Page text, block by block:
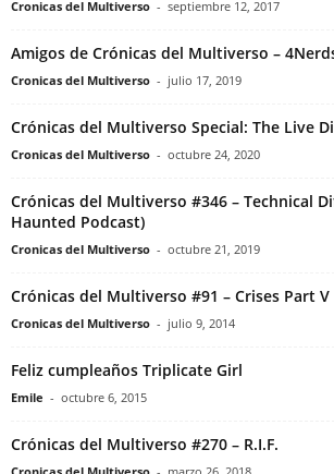
Cronicas del Multiverso - septiembre 12, 2017
Amigos de Crónicas del Multiverso –
Cronicas del Multiverso - julio 17, 2019
Crónicas del Multiverso Special: The Live
Cronicas del Multiverso - octubre 24, 2020
Crónicas del Multiverso #346 – Technical
Haunted Podcast)
Cronicas del Multiverso - octubre 21, 2019
Crónicas del Multiverso #91 – Crises Part V
Cronicas del Multiverso - julio 9, 2014
Feliz cumpleaños Triplicate Girl
Emile - octubre 6, 2015
Crónicas del Multiverso #270 – R.I.F.